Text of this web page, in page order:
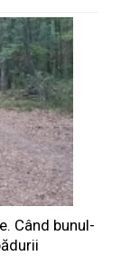
Când bunul-